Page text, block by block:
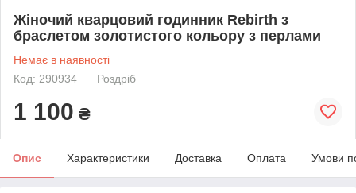
Жіночий кварцовий годинник Rebirth з
браслетом золотистого кольору з перлами
Немає в наявності
Код: 290934
Роздріб
1 100 ₴
Опис Характеристики Доставка Оплата Умови